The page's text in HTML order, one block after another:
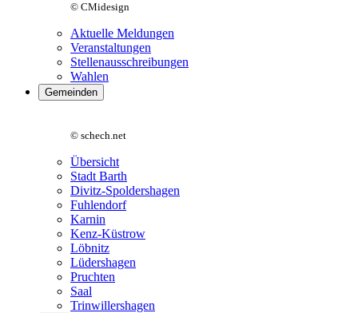
© CMidesign
Aktuelle Meldungen
Veranstaltungen
Stellenausschreibungen
Wahlen
Gemeinden
© schech.net
Übersicht
Stadt Barth
Divitz-Spoldershagen
Fuhlendorf
Karnin
Kenz-Küstrow
Löbnitz
Lüdershagen
Pruchten
Saal
Trinwillershagen